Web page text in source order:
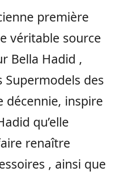
première
véritable source
Bella Hadid ,
des
décennie, inspire
qu’elle
renaître
, ainsi que